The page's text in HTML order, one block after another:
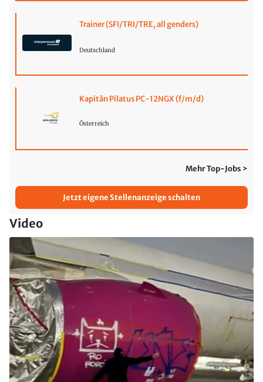
Trainer (SFI/TRI/TRE, all genders)
Deutschland
Kapitän Pilatus PC-12NGX (f/m/d)
Österreich
Mehr Top-Jobs >
Jetzt eigene Stellenanzeige schalten
Video